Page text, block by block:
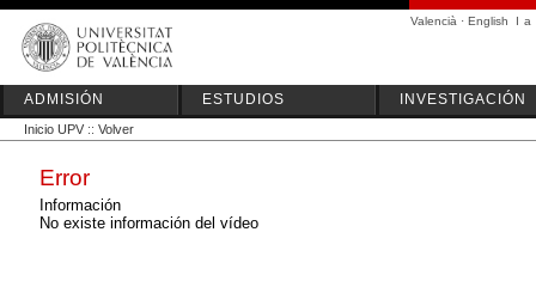
Valencià · English I a
ADMISIÓN ESTUDIOS INVESTIGACIÓN
Inicio UPV :: Volver
Error
Información
No existe información del vídeo